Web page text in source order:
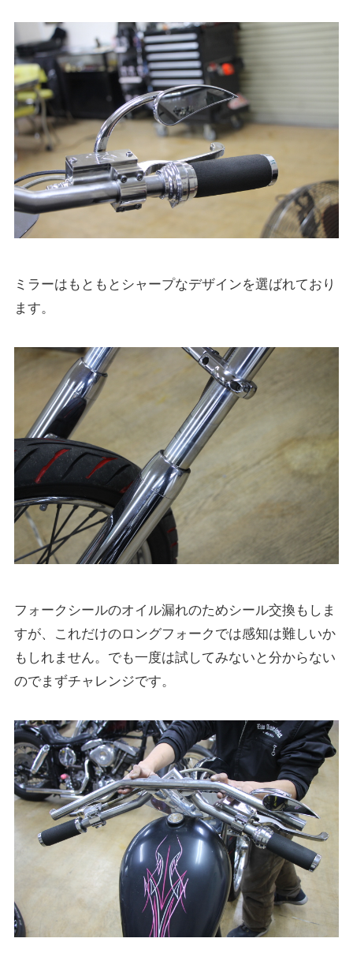
ミラーはもともとシャープなデザインを選ばれており
ます。
フォークシールのオイル漏れのためシール交換もしま
すが、これだけのロングフォークでは感知は難しいか
もしれません。でも一度は試してみないと分からない
のでまずチャレンジです。